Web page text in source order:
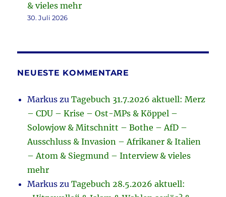
& vieles mehr
30. Juli 2026
NEUESTE KOMMENTARE
Markus zuTagebuch 31.7.2026 aktuell: Merz
– CDU – Krise – Ost-MPs & Köppel –
Solowjow & Mitschnitt – Bothe – AfD –
Ausschluss & Invasion – Afrikaner & Italien
– Atom & Siegmund – Interview & vieles
mehr
Markus zuTagebuch 28.5.2026 aktuell: